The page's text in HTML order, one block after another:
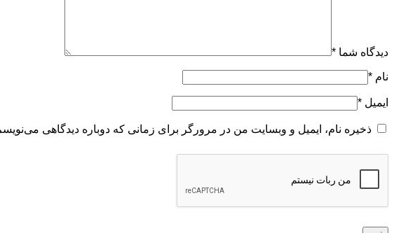
دیدگاه شما *
نام *
ایمیل *
ذخیره نام، ایمیل و وبسایت من در مرورگر برای زمانی که دوباره دیدگاهی